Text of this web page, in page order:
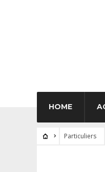
HOME
Particuliers